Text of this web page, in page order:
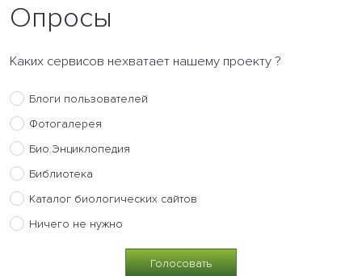
Опросы
Каких сервисов нехватает нашему проекту ?
Блоги пользователей
Фотогалерея
Био.Энциклопедия
Библиотека
Каталог биологических сайтов
Ничего не нужно